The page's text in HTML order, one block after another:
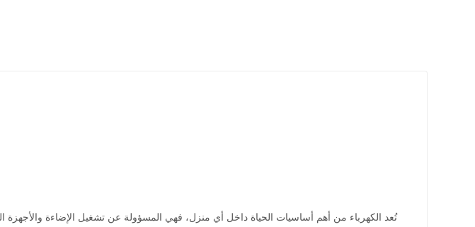
تُعد الكهرباء من أهم أساسيات الحياة داخل أي منزل، فهي المسؤولة عن تشغيل الإضاءة والأجهزة